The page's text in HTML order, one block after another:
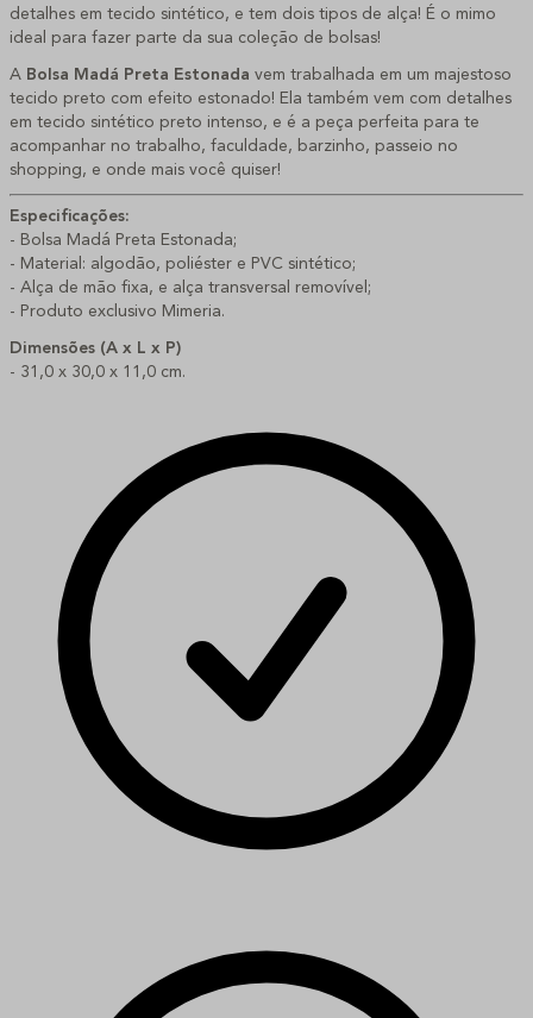
detalhes em tecido sintético, e tem dois tipos de alça! É o mimo
ideal para fazer parte da sua coleção de bolsas!
A Bolsa Madá Preta Estonada vem trabalhada em um majestoso
tecido preto com efeito estonado! Ela também vem com detalhes
em tecido sintético preto intenso, e é a peça perfeita para te
acompanhar no trabalho, faculdade, barzinho, passeio no
shopping, e onde mais você quiser!
Especificações:
- Bolsa Madá Preta Estonada;
- Material: algodão, poliéster e PVC sintético;
- Alça de mão fixa, e alça transversal removível;
- Produto exclusivo Mimeria.
Dimensões (A x L x P)
- 31,0 x 30,0 x 11,0 cm.